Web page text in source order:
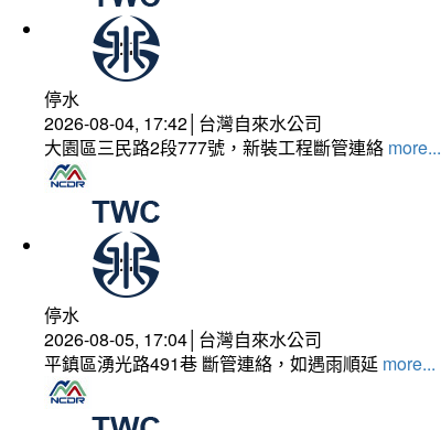
停水
2026-08-04, 17:42│台灣自來水公司
大園區三民路2段777號，新裝工程斷管連絡 more...
停水
2026-08-05, 17:04│台灣自來水公司
平鎮區湧光路491巷 斷管連絡，如遇雨順延 more...